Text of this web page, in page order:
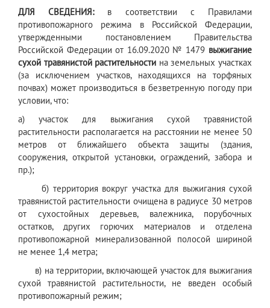
ДЛЯ СВЕДЕНИЯ: в соответствии с Правилами
противопожарного режима в Российской Федерации,
утвержденными постановлением Правительства
Российской Федерации от 16.09.2020 № 1479 выжигание
сухой травянистой растительности на земельных участках
(за исключением участков, находящихся на торфяных
почвах) может производиться в безветренную погоду при
условии, что:
а) участок для выжигания сухой травянистой
растительности располагается на расстоянии не менее 50
метров от ближайшего объекта защиты (здания,
сооружения, открытой установки, ограждений, забора и
пр.);
б) территория вокруг участка для выжигания сухой
травянистой растительности очищена в радиусе 30 метров
от сухостойных деревьев, валежника, порубочных
остатков, других горючих материалов и отделена
противопожарной минерализованной полосой шириной
не менее 1,4 метра;
в) на территории, включающей участок для выжигания
сухой травянистой растительности, не введен особый
противопожарный режим;